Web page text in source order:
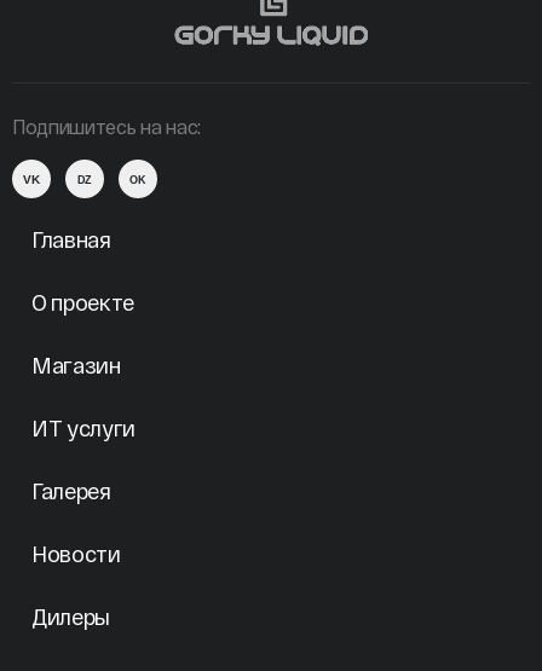
Подпишитесь на нас:
VK DZ OK
Главная
О проекте
Магазин
ИТ услуги
Галерея
Новости
Дилеры